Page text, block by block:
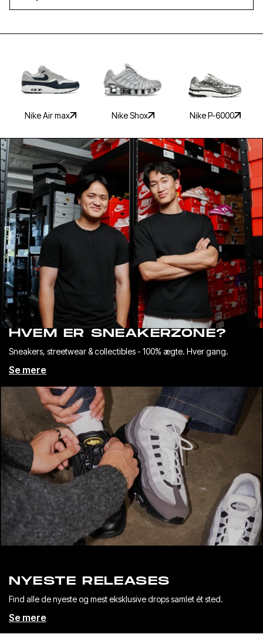
Nike Air max Nike Shox Nike P-6000
HVEM ER SNEAKERZONE?
Sneakers, streetwear & collectibles - 100% ægte. Hver gang.
Se mere
NYESTE RELEASES
Find alle de nyeste og mest eksklusive drops samlet ét sted.
Se mere
rabat
Hvilken e-mailadresse skal vi sende din rabat
til?
Email address
FÅ DIN RABAT
Nej tak, vil hellere betale fuld pris